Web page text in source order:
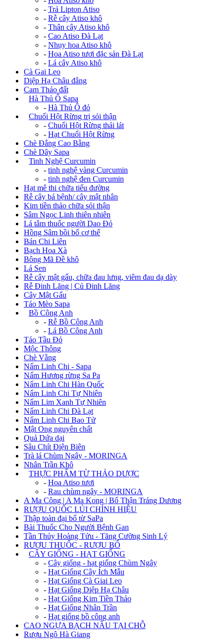
- Trả Lipton Atiso
- Rễ cây Atiso khô
- Thân cây Atiso khô
- Cao Atiso Đà Lạt
- Nhụy hoa Atiso khô
- Hoa Atiso tươi đặc sản Đà Lạt
- Lá cây Atiso khô
Cà Gai Leo
Diệp Hạ Châu đắng
Cam Thảo đất
Hà Thủ Ô Sapa
- Hà Thủ Ô đỏ
Chuối Hột Rừng trị sỏi thận
- Chuối Hột Rừng thái lát
- Hạt Chuối Hột Rừng
Chè Đắng Cao Bằng
Chè Dây Sapa
Tinh Nghệ Curcumin
- tinh nghệ vàng Curcumin
- tinh nghệ đen Curcumin
Hạt mê thi chữa tiểu đường
Rễ cây bá bệnh/ cây mật nhân
Kim tiền thảo chữa sỏi thận
Sâm Ngọc Linh thiên nhiên
Lá tắm thuốc người Dao Đỏ
Hồng Sâm bồi bổ cơ thể
Bán Chi Liên
Bạch Hoa Xà
Bông Mã Đề khô
Lá Sen
Rễ cây mật gấu, chữa đau lưng, viêm đau dạ dày
Rễ Đinh Lăng | Củ Đinh Lăng
Cây Mật Gấu
Táo Mèo Sapa
Bồ Công Anh
- Rễ Bồ Công Anh
- Lá Bồ Công Anh
Táo Tầu Đỏ
Mộc Thông
Chè Vằng
Nấm Linh Chi - Sapa
Nấm Hương rừng Sa Pa
Nấm Linh Chi Hàn Quốc
Nấm Linh Chi Tự Nhiên
Nấm Lim Xanh Tự Nhiên
Nấm Linh Chi Đà Lạt
Nấm Linh Chi Bao Tử
Mật Ong nguyên chất
Quả Dứa dại
Sâu Chít Điện Biên
Trà lá Chùm Ngây - MORINGA
Nhân Trần Khô
THỰC PHẨM TỪ THẢO DƯỢC
- Hoa Atiso tươi
- Rau chùm ngây - MORINGA
A Ma Công | A Ma Kong | Bổ Thận Tráng Dương
RƯỢU QUỐC LỦI CHÍNH HIỆU
Thập toàn đại bổ từ SaPa
Bài Thuốc Cho Người Bệnh Gan
Tần Thủy Hoàng Tửu - Tăng Cường Sinh Lý
RƯỢU THUỐC - RƯỢU BỔ
CÂY GIỐNG - HẠT GIỐNG
- Cây giống - hạt giống Chùm Ngây
- Hạt Giống Cây Ích Mẫu
- Hạt Giống Cà Giai Leo
- Hạt Giống Diệp Hạ Châu
- Hạt Giống Kim Tiền Thảo
- Hạt Giống Nhân Trần
- Hạt giống bồ công anh
CAO NGỰA BẠCH NẤU TẠI CHỖ
Rượu Ngô Hà Giang